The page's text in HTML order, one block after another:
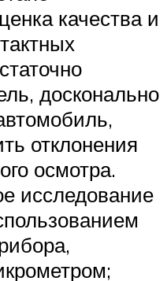
качества и
досконально
отклонения
осмотра.
исследование